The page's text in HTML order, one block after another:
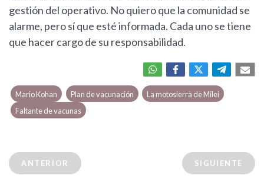
gestión del operativo. No quiero que la comunidad se
alarme, pero sí que esté informada. Cada uno se tiene
que hacer cargo de su responsabilidad.
Mario Kohan Plan de vacunación
La motosierra de Milei
Faltante de vacunas
ANTERIOR SIGUIENTE